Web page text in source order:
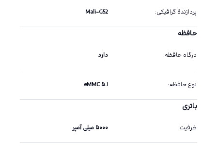
پردازندهٔ گرافیکی:
Mali-G52
حافظه
درگاه حافظه: دارد
نوع حافظه: eMMC ۵.۱
باتری
ظرفیت: ۵۰۰۰ میلی آمپر